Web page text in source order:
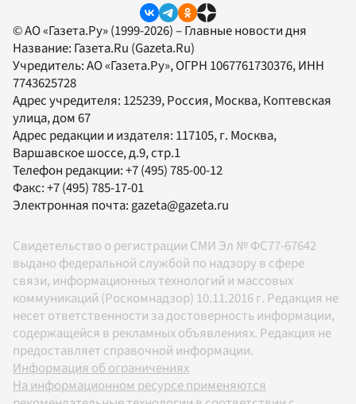
© АО «Газета.Ру» (1999-2026) – Главные новости дня
Название: Газета.Ru (Gazeta.Ru)
Учредитель:АО «Газета.Ру», ОГРН 1067761730376, ИНН
7743625728
Адрес учредителя: 125239, Россия, Москва, Коптевская
улица, дом 67
Адрес редакции и издателя: 117105, г. Москва,
Варшавское шоссе, д.9, стр.1
Телефон редакции:+7 (495) 785-00-12
Факс:+7 (495) 785-17-01
Электронная почта:gazeta@gazeta.ru
Свидетельство о регистрации СМИ Эл № ФС77-67642
выдано федеральной службой по надзору в сфере
связи, информационных технологий и массовых
коммуникаций (Роскомнадзор) 10.11.2016 г. Редакция не
несет ответственности за достоверность информации,
содержащейся в рекламных объявлениях. Редакция не
предоставляет справочной информации.
Информация об ограничениях
На информационном ресурсе применяются